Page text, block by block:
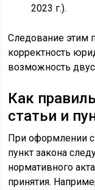
2023 г.).
Следование этим
корректность
возможность
Как
статьи и
При оформлении
пункт закона
нормативного
принятия.